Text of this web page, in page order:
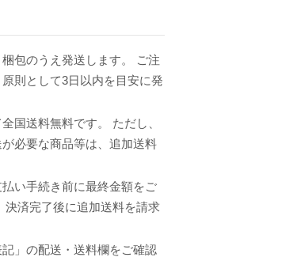
包のうえ発送します。 ご注
則として3日以内を目安に発
国送料無料です。 ただし、
必要な商品等は、追加送料
い手続き前に最終金額をご
済完了後に追加送料を請求
」の配送・送料欄をご確認